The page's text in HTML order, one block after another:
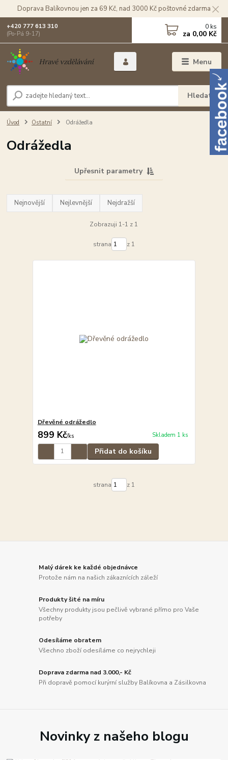
Doprava Balíkovnou jen za 69 Kč, nad 3000 Kč poštovné zdarma
Menu
Hledat
+420 777 613 310
(Po-Pá 9-17)
0 ks
za 0,00 Kč
Úvod Ostatní Odrážedla
Odrážedla
Upřesnit parametry
Nejnovější Nejlevnější Nejdražší
Zobrazuji 1-1 z 1
strana z 1
Dřevěné odrážedlo
899 Kč/ks Skladem 1 ks
Přidat do košíku
strana z 1
Malý dárek ke každé objednávce
Protože nám na našich zákaznících záleží
Produkty šité na míru
Všechny produkty jsou pečlivě vybrané přímo pro Vaše
potřeby
Odesíláme obratem
Všechno zboží odesíláme co nejrychleji
Doprava zdarma nad 3.000,- Kč
Při dopravě pomocí kurýrní služby Balíkovna a Zásilkovna
Novinky z našeho blogu